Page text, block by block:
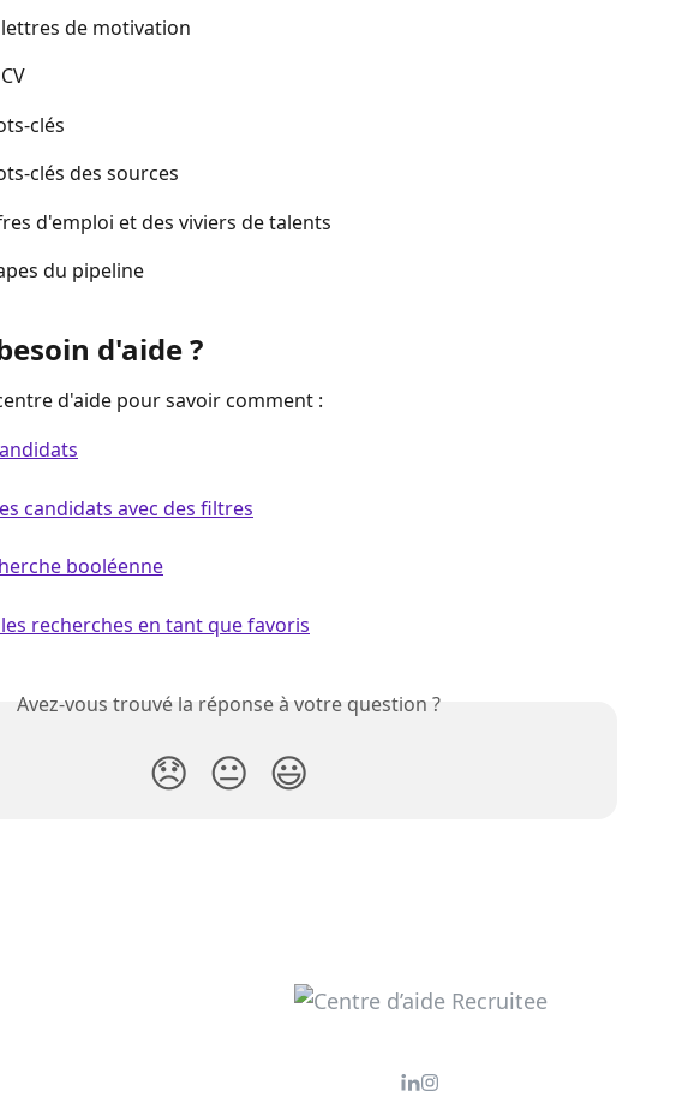
de motivation
clés
clés des sources
d'emploi et des viviers de talents
du pipeline
d'aide ?
d'aide pour savoir comment :
candidats avec des filtres
booléenne
recherches en tant que favoris
Avez-vous trouvé la réponse à votre question ?
😞 😐 😃